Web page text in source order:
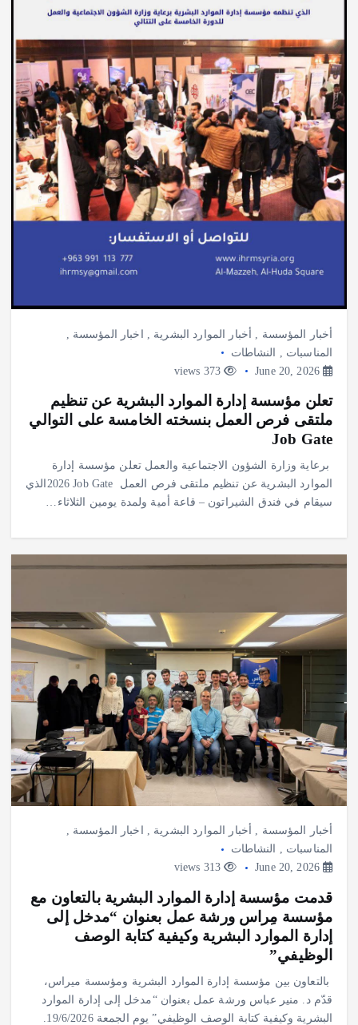
أخبار المؤسسة أخبار الموارد البشرية اخبار المؤسسة
المناسبات
النشاطات
June 20, 2026
373 views
تعلن مؤسسة إدارة الموارد البشرية عن تنظيم
ملتقى فرص العمل بنسخته الخامسة على التوالي
Job Gate
برعاية وزارة الشؤون الاجتماعية والعمل تعلن مؤسسة إدارة
الموارد البشرية عن تنظيم ملتقى فرص العمل ‎2026 Job Gate ‎الذي
سيقام في فندق الشيراتون – قاعة أمية ولمدة يومين الثلاثاء…
أخبار المؤسسة , أخبار الموارد البشرية , اخبار المؤسسة ,
المناسبات ,
النشاطات
June 20, 2026
313 views
قدمت مؤسسة إدارة الموارد البشرية بالتعاون مع
مؤسسة مِراس ورشة عمل بعنوان “مدخل إلى
إدارة الموارد البشرية وكيفية كتابة الوصف
الوظيفي”
بالتعاون بين مؤسسة إدارة الموارد البشرية ومؤسسة ميراس،
قدّم د. منير عباس ورشة عمل بعنوان “مدخل إلى إدارة الموارد